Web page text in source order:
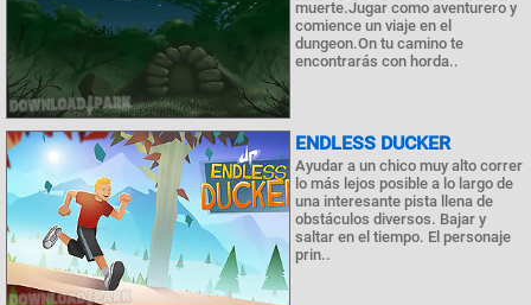
muerte.Jugar como aventurero y
comience un viaje en el
dungeon.On tu camino te
encontrarás con horda..
ENDLESS DUCKER
Ayudar a un chico muy alto correr
lo más lejos posible a lo largo de
una interesante pista llena de
obstáculos diversos. Bajar y
saltar en el tiempo. El personaje
prin..